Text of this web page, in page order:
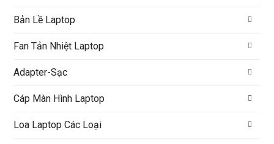
Bản Lề Laptop
Fan Tản Nhiệt Laptop
Adapter-Sạc
Cáp Màn Hình Laptop
Loa Laptop Các Loại